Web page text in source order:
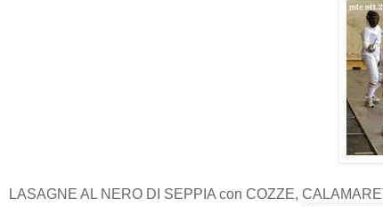
LASAGNE AL NERO DI SEPPIA con COZZE,